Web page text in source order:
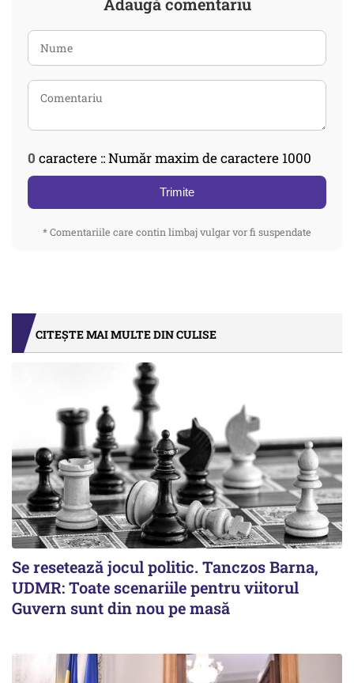
0 caractere :: Număr maxim de caractere 1000
Trimite
* Comentariile care contin limbaj vulgar vor fi suspendate
CITEȘTE MAI MULTE DIN CULISE
Se resetează jocul politic. Tanczos Barna,
UDMR: Toate scenariile pentru viitorul
Guvern sunt din nou pe masă